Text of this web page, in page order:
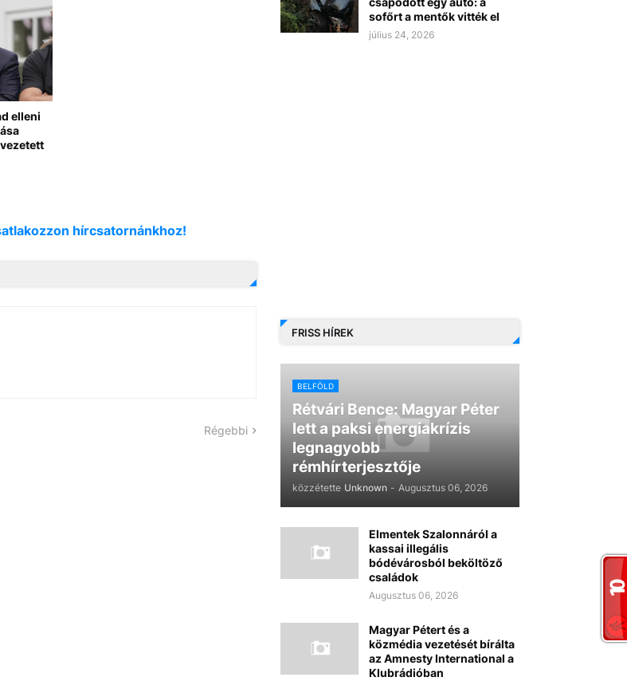
elleni
hírcsatornánkhoz!
Régebbi
sofőrt a mentők vitték el
július 24, 2026
FRISS HÍREK
BELFÖLD
Rétvári Bence: Magyar Péter
lett a paksi energiakrízis
legnagyobb
rémhírterjesztője
közzétette Unknown - Augusztus 06, 2026
Elmentek Szalonnáról a
kassai illegális
bódévárosból beköltöző
családok
Augusztus 06, 2026
Magyar Pétert és a
közmédia vezetését bírálta
az Amnesty International a
Klubrádióban